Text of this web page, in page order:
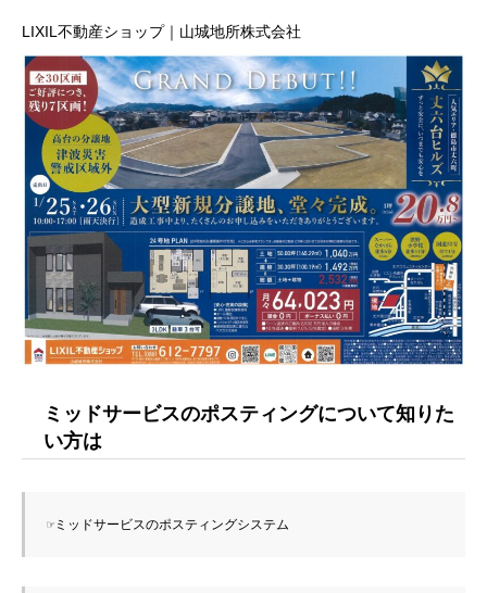
LIXIL不動産ショップ｜山城地所株式会社
ミッドサービスのポスティングについて知りた
い方は
☞ミッドサービスのポスティングシステム